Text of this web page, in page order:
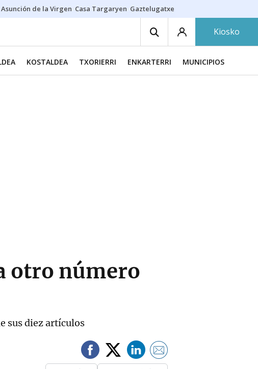
Asunción de la Virgen Casa Targaryen Gaztelugatxe
Kiosko
KOSTALDEA TXORIERRI ENKARTERRI MUNICIPIOS
otro número
sus diez artículos